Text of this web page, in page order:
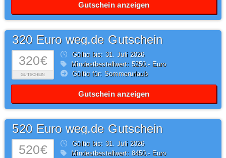
Gutschein anzeigen
320€
GUTSCHEIN
320 Euro weg.de Gutschein
Gültig bis: 31.Juli2026
Mindestbestellwert: 5250,- Euro
Gültig für: Sommerurlaub
Gutschein anzeigen
520€
520 Euro weg.de Gutschein
Gültig bis: 31.Juli2026
Mindestbestellwert: 8450,- Euro